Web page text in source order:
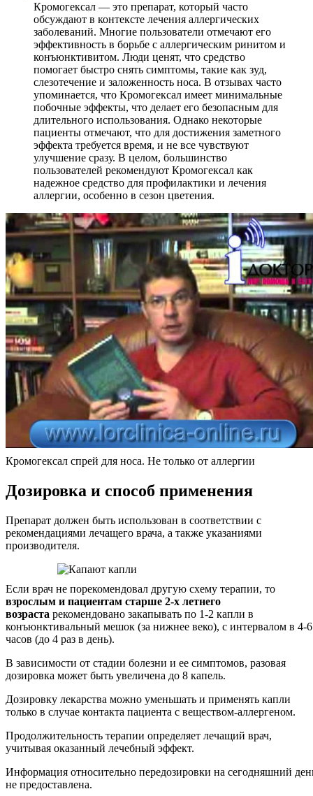
Кромогексал — это препарат, который часто
обсуждают в контексте лечения аллергических
заболеваний. Многие пользователи отмечают его
эффективность в борьбе с аллергическим ринитом и
конъюнктивитом. Люди ценят, что средство
помогает быстро снять симптомы, такие как зуд,
слезотечение и заложенность носа. В отзывах часто
упоминается, что Кромогексал имеет минимальные
побочные эффекты, что делает его безопасным для
длительного использования. Однако некоторые
пациенты отмечают, что для достижения заметного
эффекта требуется время, и не все чувствуют
улучшение сразу. В целом, большинство
пользователей рекомендуют Кромогексал как
надежное средство для профилактики и лечения
аллергии, особенно в сезон цветения.
Кромогексал спрей для носа. Не только от аллергии
Дозировка и способ применения
Препарат должен быть использован в соответствии с
рекомендациями лечащего врача, а также указаниями
производителя.
Если врач не порекомендовал другую схему терапии, то
взрослым и пациентам старше 2-х летнего
возраста рекомендовано закапывать по 1-2 капли в
конъюнктивальный мешок (за нижнее веко), с интервалом в 4-6
часов (до 4 раз в день).
В зависимости от стадии болезни и ее симптомов, разовая
дозировка может быть увеличена до 8 капель.
Дозировку лекарства можно уменьшать и применять капли
только в случае контакта пациента с веществом-аллергеном.
Продолжительность терапии определяет лечащий врач,
учитывая оказанный лечебный эффект.
Информация относительно передозировки на сегодняшний
не предоставлена.